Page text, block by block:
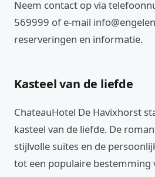
Neem contact op via
569999 of e-mail
reserveringen en informatie.
Kasteel van de liefde
ChateauHotel De Havixhorst
kasteel van de liefde. De
stijlvolle suites en de
tot een populaire bestemming